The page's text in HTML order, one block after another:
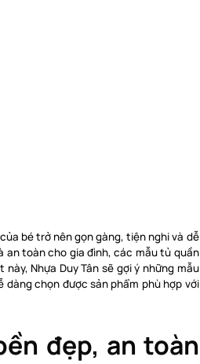
bé trở nên gọn gàng, tiện nghi và dễ
an toàn cho gia đình, các mẫu tủ quần
Nhựa Duy Tân sẽ gợi ý những mẫu
dàng chọn được sản phẩm phù hợp với
đẹp, an toàn